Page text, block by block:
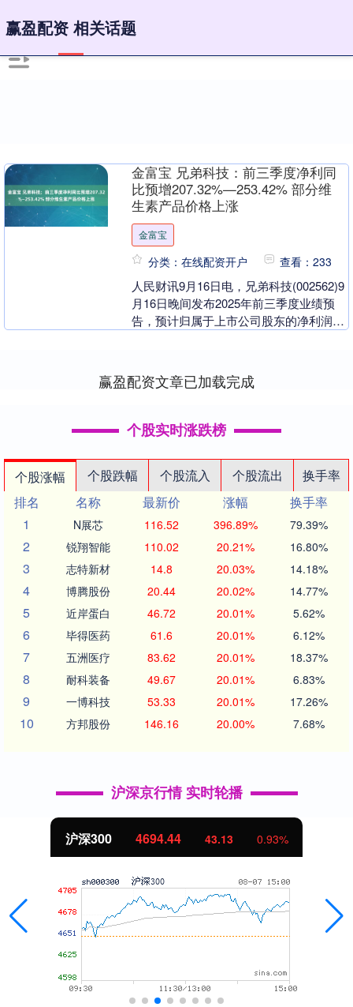
赢盈配资 相关话题
金富宝 兄弟科技：前三季度净利同
比预增207.32%—253.42% 部分维
生素产品价格上涨
金富宝
分类：在线配资开户 查看：233
人民财讯9月16日电，兄弟科技(002562)9
月16日晚间发布2025年前三季度业绩预
告，预计归属于上市公司股东的净利润为
赢盈配资文章已加载完成
个股实时涨跌榜
个股涨幅 个股跌幅 个股流入 个股流出
换手率
排名
名称 最新价 涨幅
换手率
1
N展芯 116.52 396.89% 79.39%
2 锐翔智能 110.02 20.21% 16.80%
3 志特新材 14.8 20.03% 14.18%
4 博腾股份 20.44 20.02% 14.77%
5 近岸蛋白 46.72 20.01% 5.62%
6 毕得医药 61.6 20.01% 6.12%
7 五洲医疗 83.62 20.01% 18.37%
8 耐科装备 49.67 20.01% 6.83%
9 一博科技 53.33 20.01% 17.26%
10 方邦股份 146.16 20.00% 7.68%
沪深京行情 实时轮播
沪深300 4694.44 43.13 0.93%